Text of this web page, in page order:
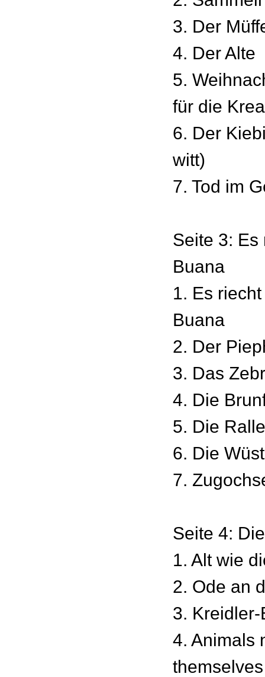
3. Der
4. Der Alte
5.
für die
6. Der
witt)
7. Tod im
Seite 3: Es
Buana
1. Es
Buana
2. Der
3. Das
4. Die
5. Die
6. Die
7.
Seite 4:
1. Alt wie
2. Ode an
3. Kreidler-
4. Animals
themselves